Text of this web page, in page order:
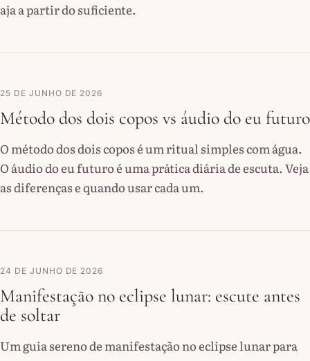
aja a partir do suficiente.
25 DE JUNHO DE 2026
Método dos dois copos vs áudio do eu futuro
O método dos dois copos é um ritual simples com água.
O áudio do eu futuro é uma prática diária de escuta. Veja
as diferenças e quando usar cada um.
24 DE JUNHO DE 2026
Manifestação no eclipse lunar: escute antes
de soltar
Um guia sereno de manifestação no eclipse lunar para